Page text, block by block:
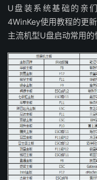
U盘装系统基础的亲
4WinKey使用教程的更
主流机型U盘启动常用的